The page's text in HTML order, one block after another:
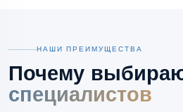
НАШИ ПРЕИМУЩЕСТВА
Почему
специалистов